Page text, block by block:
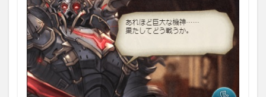
1.2
イベ
ント
報酬
1.2.1
新ジョ
ブ「レ
リック